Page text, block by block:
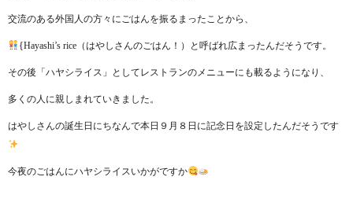
交流のある外国人の方々にごはんを振るまったことから、
{Hayashi’s rice（はやしさんのごはん！）と呼ばれ広まったんだそうです。
その後「ハヤシライス」としてレストランのメニューにも載るようになり、
多くの人に親しまれていきました。
はやしさんの誕生日にちなんで本日９月８日に記念日を設定したんだそうです
今夜のごはんにハヤシライスいかがですか